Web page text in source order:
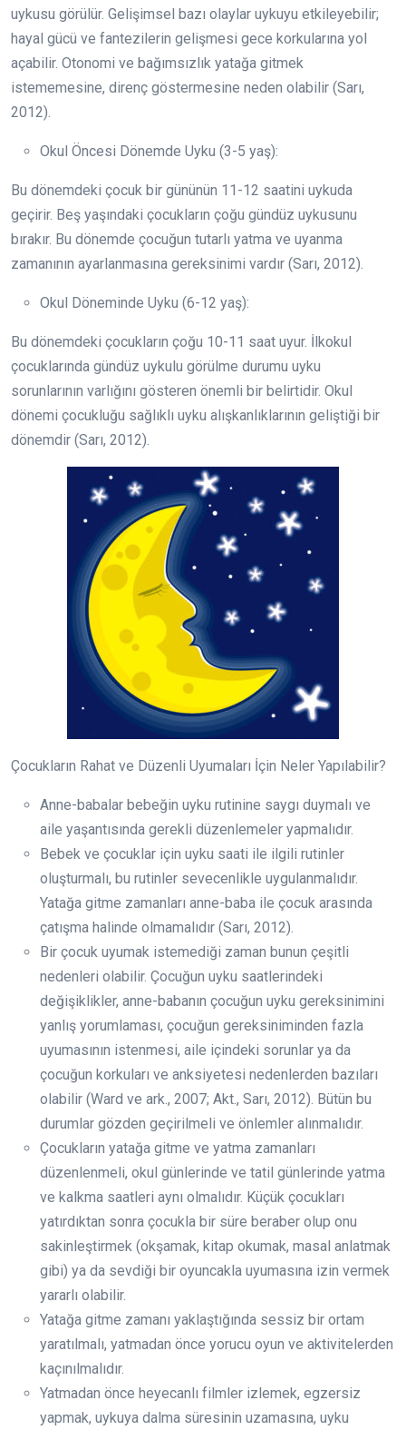
uykusu görülür. Gelişimsel bazı olaylar uykuyu etkileyebilir;
hayal gücü ve fantezilerin gelişmesi gece korkularına yol
açabilir. Otonomi ve bağımsızlık yatağa gitmek
istememesine, direnç göstermesine neden olabilir (Sarı,
2012).
Okul Öncesi Dönemde Uyku (3-5 yaş):
Bu dönemdeki çocuk bir gününün 11-12 saatini uykuda
geçirir. Beş yaşındaki çocukların çoğu gündüz uykusunu
bırakır. Bu dönemde çocuğun tutarlı yatma ve uyanma
zamanının ayarlanmasına gereksinimi vardır (Sarı, 2012).
Okul Döneminde Uyku (6-12 yaş):
Bu dönemdeki çocukların çoğu 10-11 saat uyur. İlkokul
çocuklarında gündüz uykulu görülme durumu uyku
sorunlarının varlığını gösteren önemli bir belirtidir. Okul
dönemi çocukluğu sağlıklı uyku alışkanlıklarının geliştiği bir
dönemdir (Sarı, 2012).
Çocukların Rahat ve Düzenli Uyumaları İçin Neler Yapılabilir?
Anne-babalar bebeğin uyku rutinine saygı duymalı ve
aile yaşantısında gerekli düzenlemeler yapmalıdır.
Bebek ve çocuklar için uyku saati ile ilgili rutinler
oluşturmalı, bu rutinler sevecenlikle uygulanmalıdır.
Yatağa gitme zamanları anne-baba ile çocuk arasında
çatışma halinde olmamalıdır (Sarı, 2012).
Bir çocuk uyumak istemediği zaman bunun çeşitli
nedenleri olabilir. Çocuğun uyku saatlerindeki
değişiklikler, anne-babanın çocuğun uyku gereksinimini
yanlış yorumlaması, çocuğun gereksiniminden fazla
uyumasının istenmesi, aile içindeki sorunlar ya da
çocuğun korkuları ve anksiyetesi nedenlerden bazıları
olabilir (Ward ve ark., 2007; Akt., Sarı, 2012). Bütün bu
durumlar gözden geçirilmeli ve önlemler alınmalıdır.
Çocukların yatağa gitme ve yatma zamanları
düzenlenmeli, okul günlerinde ve tatil günlerinde yatma
ve kalkma saatleri aynı olmalıdır. Küçük çocukları
yatırdıktan sonra çocukla bir süre beraber olup onu
sakinleştirmek (okşamak, kitap okumak, masal anlatmak
gibi) ya da sevdiği bir oyuncakla uyumasına izin vermek
yararlı olabilir.
Yatağa gitme zamanı yaklaştığında sessiz bir ortam
yaratılmalı, yatmadan önce yorucu oyun ve aktivitelerden
kaçınılmalıdır.
Yatmadan önce heyecanlı filmler izlemek, egzersiz
yapmak, uykuya dalma süresinin uzamasına, uyku